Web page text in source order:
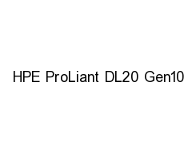
HPE ProLiant DL20 Gen10